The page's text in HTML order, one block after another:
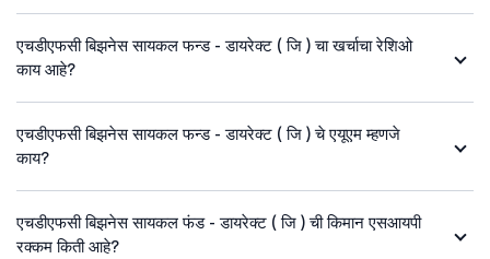
एचडीएफसी बिझनेस सायकल फन्ड - डायरेक्ट ( जि ) चा खर्चाचा रेशिओ
काय आहे?
एचडीएफसी बिझनेस सायकल फन्ड - डायरेक्ट ( जि ) चे एयूएम म्हणजे
काय?
एचडीएफसी बिझनेस सायकल फंड - डायरेक्ट ( जि ) ची किमान एसआयपी
रक्कम किती आहे?